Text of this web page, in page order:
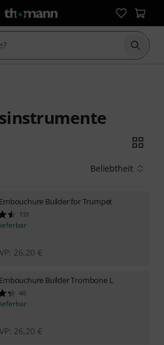
Suche
Beliebtheit
Embouchure Builder for Trumpet
131
26,20 €
Embouchure Builder Trombone L
40
26,20 €